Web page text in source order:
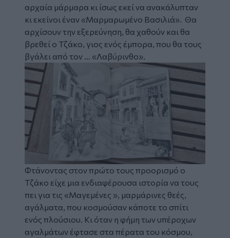
αρχαία μάρμαρα κι ίσως εκεί να ανακάλυπταν
κι εκείνοι έναν «Μαρμαρωμένο Βασιλιά». Θα
αρχίσουν την εξερεύνηση, θα χαθούν και θα
βρεθεί ο Τζάκο, γιος ενός έμπορα, που θα τους
βγάλει από τον … «Λαβύρινθο».
Image
Φτάνοντας στον πρώτο τους προορισμό ο
Τζάκο είχε μια ενδιαφέρουσα ιστορία να τους
πει για τις «Μαγεμένες », μαρμάρινες θεές,
αγάλματα, που κοσμούσαν κάποτε το σπίτι
ενός πλούσιου. Κι όταν η φήμη των υπέροχων
αγαλμάτων έφτασε στα πέρατα του κόσμου,